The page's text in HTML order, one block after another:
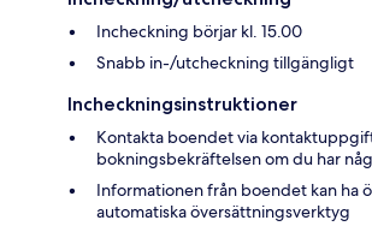
Incheckning börjar kl. 15.00
Snabb in-/utcheckning tillgängligt
Incheckningsinstruktioner
Kontakta boendet via
bokningsbekräftelsen om du har
Informationen från boendet kan ha
automatiska översättningsverktyg